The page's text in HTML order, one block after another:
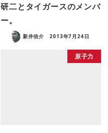
研二とタイガースのメンバ
ー。
新井信介 2013年7月24日
原子力